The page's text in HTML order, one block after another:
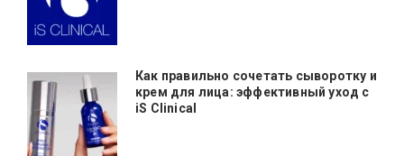
Как правильно сочетать сыворотку и
крем для лица: эффективный уход с
iS Clinical